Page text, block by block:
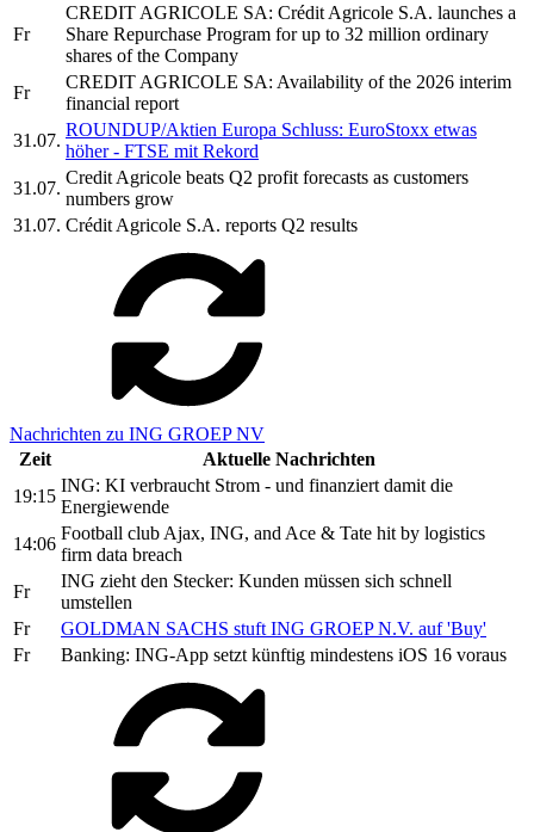
Fr
CREDIT AGRICOLE SA: Crédit Agricole S.A. launches a
Share Repurchase Program for up to 32 million ordinary
shares of the Company
Fr
CREDIT AGRICOLE SA: Availability of the 2026 interim
financial report
31.07.
ROUNDUP/Aktien Europa Schluss: EuroStoxx etwas
höher - FTSE mit Rekord
31.07.
Credit Agricole beats Q2 profit forecasts as customers
numbers grow
31.07. Crédit Agricole S.A. reports Q2 results
Nachrichten zu ING GROEP NV
Zeit
Aktuelle Nachrichten
19:15
ING: KI verbraucht Strom - und finanziert damit die
Energiewende
14:06
Football club Ajax, ING, and Ace & Tate hit by logistics
firm data breach
Fr
ING zieht den Stecker: Kunden müssen sich schnell
umstellen
Fr
GOLDMAN SACHS stuft ING GROEP N.V. auf 'Buy'
Fr
Banking: ING-App setzt künftig mindestens iOS 16 voraus